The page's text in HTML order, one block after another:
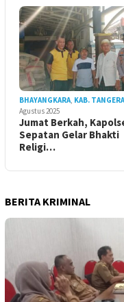
BHAYANGKARA KAB.
Agustus 2025
Jumat Berkah,
Sepatan Gelar Bhakti
Religi…
BERITA KRIMINAL